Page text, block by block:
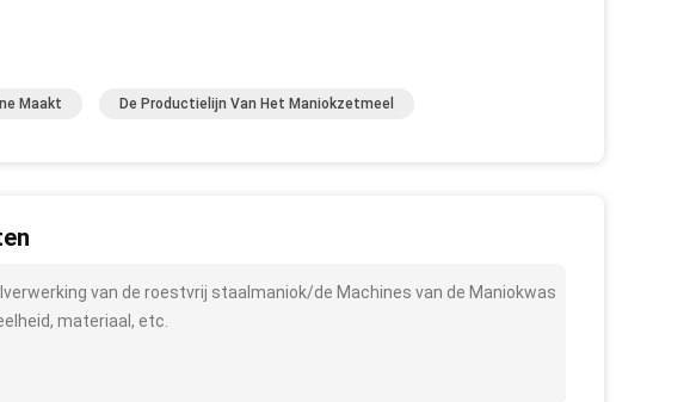
Maakt De Productielijn Van Het Maniokzetmeel
van de roestvrij staalmaniok/de Machines van de Maniokwas
materiaal, etc.